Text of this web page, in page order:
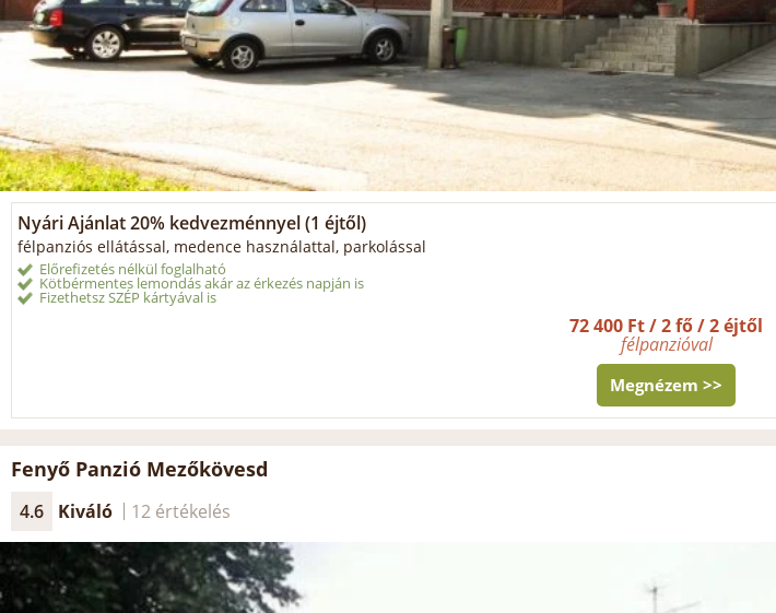
Nyári Ajánlat 20% kedvezménnyel (1 éjtől)
félpanziós ellátással, medence használattal, parkolással
Előrefizetés nélkül foglalható
Kötbérmentes lemondás akár az érkezés napján is
Fizethetsz SZÉP kártyával is
72 400 Ft / 2 fő / 2 éjtől
félpanzióval
Megnézem >>
Fenyő Panzió Mezőkövesd
4.6 Kiváló 12 értékelés